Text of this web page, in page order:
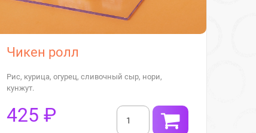
Чикен ролл
Рис, курица, огурец, сливочный сыр, нори,
кунжут.
425 ₽